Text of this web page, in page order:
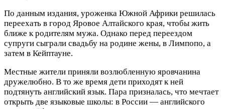
По данным издания, уроженка Южной Африки решилась
переехать в город Яровое Алтайского края, чтобы жить
ближе к родителям мужа. Однако перед переездом
супруги сыграли свадьбу на родине жены, в Лимпопо, а
затем в Кейптауне.
Местные жители приняли возлюбленную яровчанина
дружелюбно. В то же время дети приходят к ней
подтянуть английский язык. Пара призналась, что мечтает
открыть две языковые школы: в России — английского